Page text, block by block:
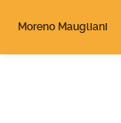
Moreno Maugliani